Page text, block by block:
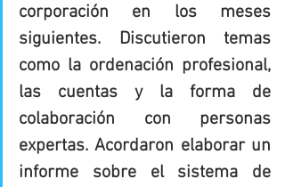
corporación en los meses
siguientes. Discutieron temas
como la ordenación profesional,
las cuentas y la forma de
colaboración con personas
expertas. Acordaron elaborar un
informe sobre el sistema de